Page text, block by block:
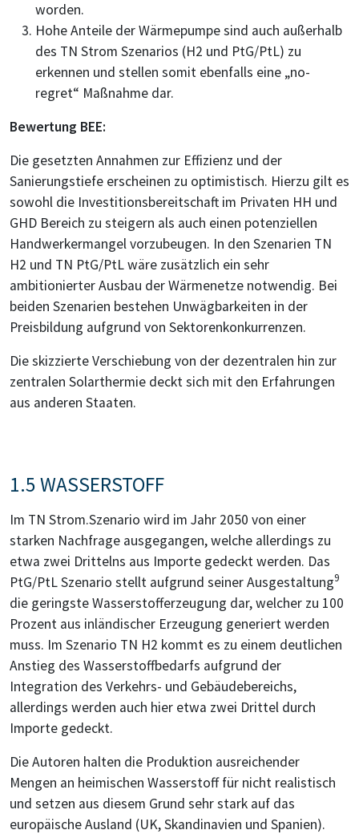
worden.
Hohe Anteile der Wärmepumpe sind auch außerhalb
des TN Strom Szenarios (H2 und PtG/PtL) zu
erkennen und stellen somit ebenfalls eine „no-
regret“ Maßnahme dar.
Bewertung BEE:
Die gesetzten Annahmen zur Effizienz und der
Sanierungstiefe erscheinen zu optimistisch. Hierzu gilt es
sowohl die Investitionsbereitschaft im Privaten HH und
GHD Bereich zu steigern als auch einen potenziellen
Handwerkermangel vorzubeugen. In den Szenarien TN
H2 und TN PtG/PtL wäre zusätzlich ein sehr
ambitionierter Ausbau der Wärmenetze notwendig. Bei
beiden Szenarien bestehen Unwägbarkeiten in der
Preisbildung aufgrund von Sektorenkonkurrenzen.
Die skizzierte Verschiebung von der dezentralen hin zur
zentralen Solarthermie deckt sich mit den Erfahrungen
aus anderen Staaten.
1.5 WASSERSTOFF
Im TN Strom.Szenario wird im Jahr 2050 von einer
starken Nachfrage ausgegangen, welche allerdings zu
etwa zwei Drittelns aus Importe gedeckt werden. Das
PtG/PtL Szenario stellt aufgrund seiner Ausgestaltung9
die geringste Wasserstofferzeugung dar, welcher zu 100
Prozent aus inländischer Erzeugung generiert werden
muss. Im Szenario TN H2 kommt es zu einem deutlichen
Anstieg des Wasserstoffbedarfs aufgrund der
Integration des Verkehrs- und Gebäudebereichs,
allerdings werden auch hier etwa zwei Drittel durch
Importe gedeckt.
Die Autoren halten die Produktion ausreichender
Mengen an heimischen Wasserstoff für nicht realistisch
und setzen aus diesem Grund sehr stark auf das
europäische Ausland (UK, Skandinavien und Spanien).